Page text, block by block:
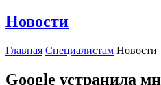
Новости
Главная Специалистам Новости
Google устранила